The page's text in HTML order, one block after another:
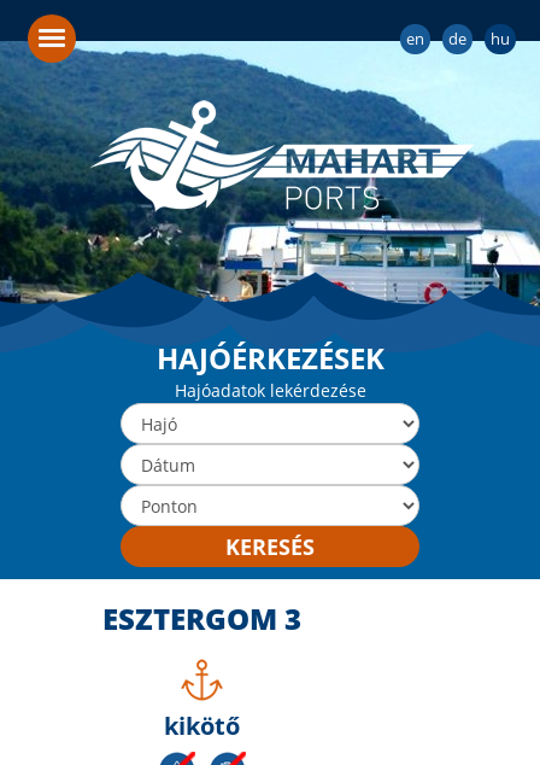
hu
de
en
HAJÓÉRKEZÉSEK
Hajóadatok lekérdezése
KERESÉS
ESZTERGOM 3
kikötő